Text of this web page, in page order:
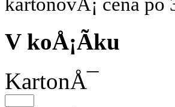
V koÅ¡Ã­ku
KartonÅ¯